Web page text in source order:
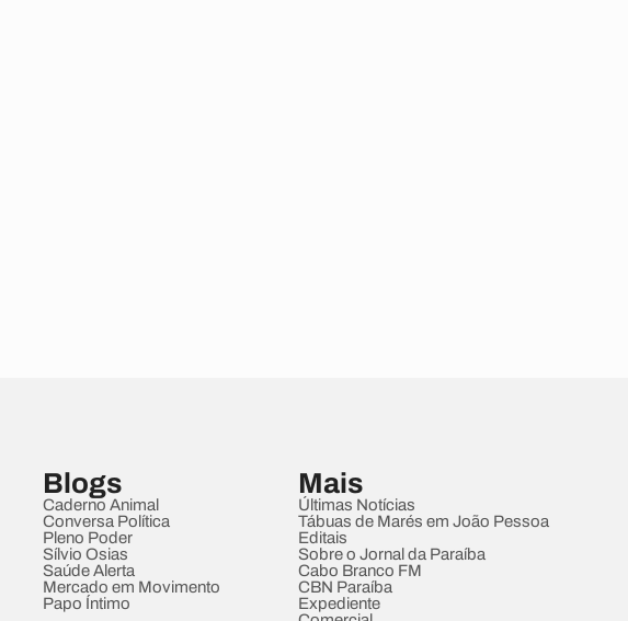
Blogs
Caderno Animal
Conversa Política
Pleno Poder
Sílvio Osias
Saúde Alerta
Mercado em Movimento
Papo Íntimo
Mais
Últimas Notícias
Tábuas de Marés em João Pessoa
Editais
Sobre o Jornal da Paraíba
Cabo Branco FM
CBN Paraíba
Expediente